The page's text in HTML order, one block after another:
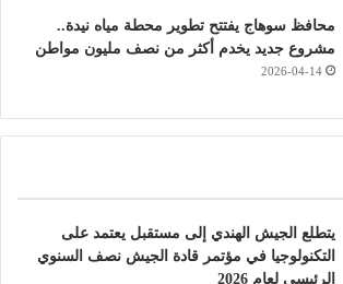
محافظ سوهاج يفتتح تطوير محطة مياه نيدة..
مشروع جديد يخدم أكثر من نصف مليون مواطن
2026-04-14
يتطلع الجيش الهندي إلى مستقبل يعتمد على
التكنولوجيا في مؤتمر قادة الجيش نصف السنوي
الرئيسي لعام 2026